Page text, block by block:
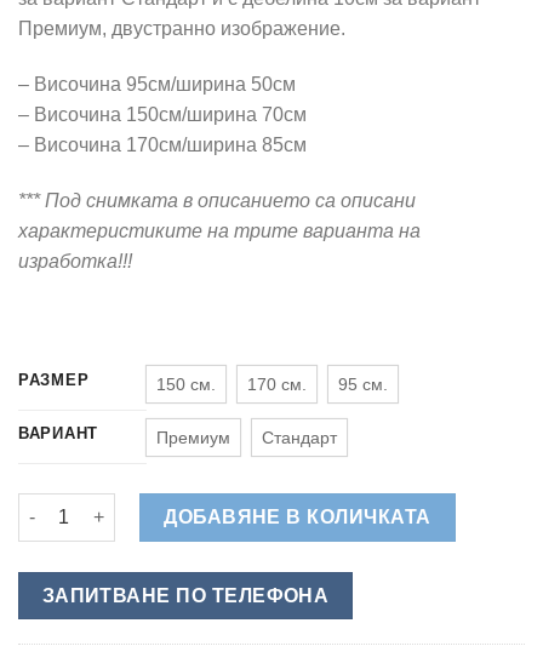
Премиум, двустранно изображение.
– Височина 95см/ширина 50см
– Височина 150см/ширина 70см
– Височина 170см/ширина 85см
*** Под снимката в описанието са описани
характеристиките на трите варианта на
изработка!!!
РАЗМЕР 150 см. 170 см. 95 см.
ВАРИАНТ Премиум Стандарт
количество за Готвач с Торта - Обемна Фигура за Витрина
ДОБАВЯНЕ В КОЛИЧКАТА
ЗАПИТВАНЕ ПО ТЕЛЕФОНА